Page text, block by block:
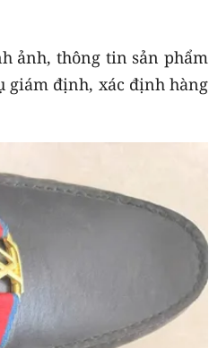
ảnh, thông tin sản phẩm
giám định, xác định hàng